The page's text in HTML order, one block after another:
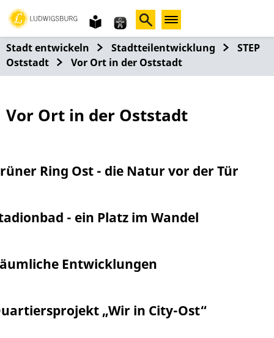
Gebärdensprache
leichte
Sprache
Stadt entwickeln Stadtteilentwicklung
STEP
Oststadt
Vor Ort in der Oststadt
Vor Ort in der Oststadt
Ring Ost - die Natur vor der Tür
- ein Platz im Wandel
Entwicklungen
„Wir in City-Ost“